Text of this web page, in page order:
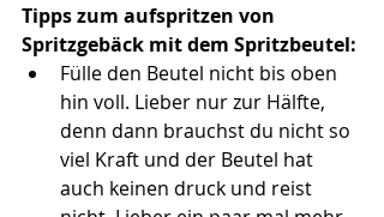
Tipps zum aufspritzen von
Spritzgebäck mit dem Spritzbeutel:
Fülle den Beutel nicht bis oben
hin voll. Lieber nur zur Hälfte,
denn dann brauchst du nicht so
viel Kraft und der Beutel hat
auch keinen druck und reist